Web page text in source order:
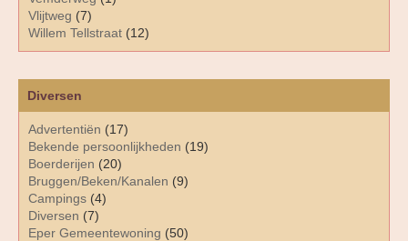
Diversen
Advertentiën (17)
Bekende persoonlijkheden (19)
Boerderijen (20)
Bruggen/Beken/Kanalen (9)
Campings (4)
Diversen (7)
Eper Gemeentewoning (50)
Vlijtweg (7)
Willem Tellstraat (12)